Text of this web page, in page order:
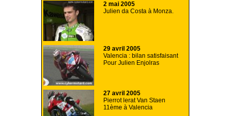
2 mai 2005
Julien da Costa à Monza.
29 avril 2005
Valencia : bilan satisfaisant
Pour Julien Enjolras
27 avril 2005
Pierrot lerat Van Staen
11ème à Valencia